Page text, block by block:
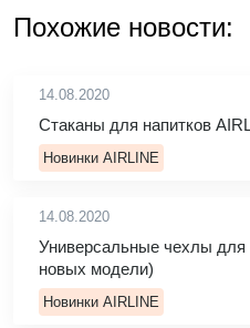
Похожие новости:
14.08.2020
Стаканы для напитков
Новинки AIRLINE
14.08.2020
Универсальные чехлы для
новых модели)
Новинки AIRLINE